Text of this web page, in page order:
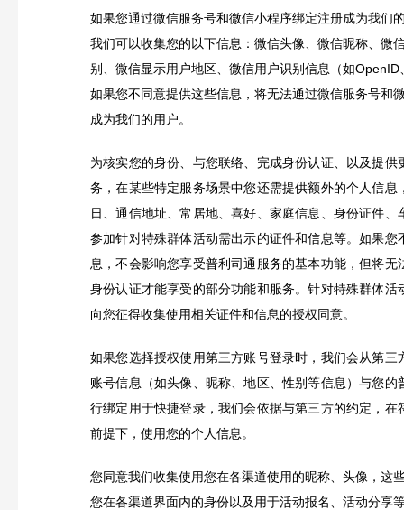
如果您通过微信服务号和微信小程序绑定注册成为我们
我们可以收集您的以下信息：微信头像、微信昵称、微
别、微信显示用户地区、微信用户识别信息（如OpenID
如果您不同意提供这些信息，将无法通过微信服务号和
成为我们的用户。
为核实您的身份、与您联络、完成身份认证、以及提供
务，在某些特定服务场景中您还需提供额外的个人信息
日、通信地址、常居地、喜好、家庭信息、身份证件、
参加针对特殊群体活动需出示的证件和信息等。如果您
息，不会影响您享受普利司通服务的基本功能，但将无
身份认证才能享受的部分功能和服务。针对特殊群体活
向您征得收集使用相关证件和信息的授权同意。
如果您选择授权使用第三方账号登录时，我们会从第三
账号信息（如头像、昵称、地区、性别等信息）与您的
行绑定用于快捷登录，我们会依据与第三方的约定，在
前提下，使用您的个人信息。
您同意我们收集使用您在各渠道使用的昵称、头像，这
您在各渠道界面内的身份以及用于活动报名、活动分享